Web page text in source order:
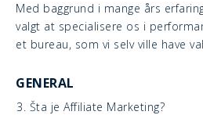
Med baggrund i mange års
valgt at specialisere os i
et bureau, som vi selv ville have
GENERAL
3. Šta je Affiliate Marketing?